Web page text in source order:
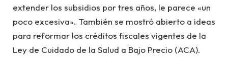
extender los subsidios por tres años, le parece «un
poco excesiva». También se mostró abierto a ideas
para reformar los créditos fiscales vigentes de la
Ley de Cuidado de la Salud a Bajo Precio (ACA).